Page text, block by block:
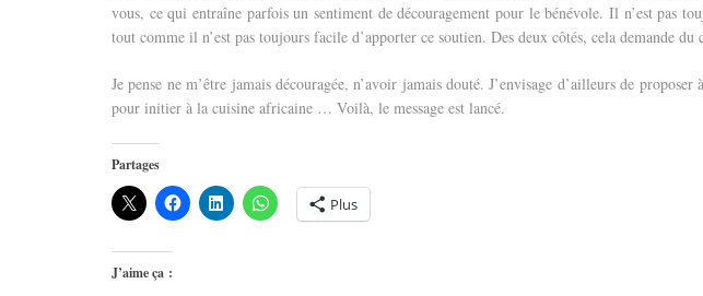
vous, ce qui entraîne parfois un sentiment de découragement pour le bénévole. Il n’est pas
tout comme il n’est pas toujours facile d’apporter ce soutien. Des deux côtés, cela demande du
Je pense ne m’être jamais découragée, n’avoir jamais douté. J’envisage d’ailleurs de
pour initier à la cuisine africaine … Voilà, le message est lancé.
Partages
Plus
J’aime ça :